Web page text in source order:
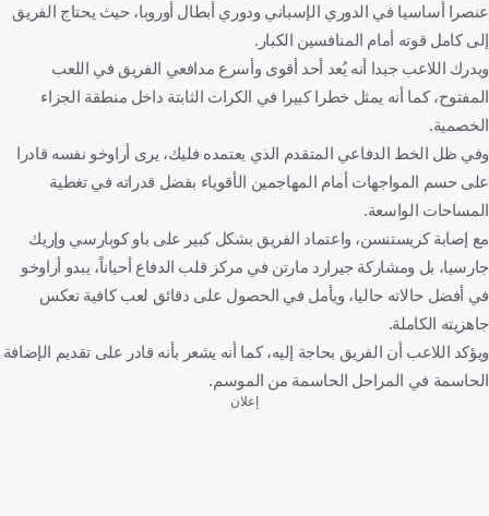
عنصرا أساسيا في الدوري الإسباني ودوري أبطال أوروبا، حيث يحتاج الفريق
إلى كامل قوته أمام المنافسين الكبار.
ويدرك اللاعب جيدا أنه يُعد أحد أقوى وأسرع مدافعي الفريق في اللعب
المفتوح، كما أنه يمثل خطرا كبيرا في الكرات الثابتة داخل منطقة الجزاء
الخصمية.
وفي ظل الخط الدفاعي المتقدم الذي يعتمده فليك، يرى أراوخو نفسه قادرا
على حسم المواجهات أمام المهاجمين الأقوياء بفضل قدراته في تغطية
المساحات الواسعة.
مع إصابة كريستنسن، واعتماد الفريق بشكل كبير على باو كوبارسي وإريك
جارسيا، بل ومشاركة جيرارد مارتن في مركز قلب الدفاع أحياناً، يبدو أراوخو
في أفضل حالاته حاليا، ويأمل في الحصول على دقائق لعب كافية تعكس
جاهزيته الكاملة.
ويؤكد اللاعب أن الفريق بحاجة إليه، كما أنه يشعر بأنه قادر على تقديم الإضافة
الحاسمة في المراحل الحاسمة من الموسم.
إعلان